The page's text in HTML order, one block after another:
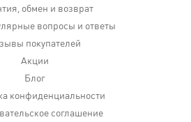
обмен и возврат
вопросы и ответы
покупателей
Акции
Блог
конфиденциальности
соглашение